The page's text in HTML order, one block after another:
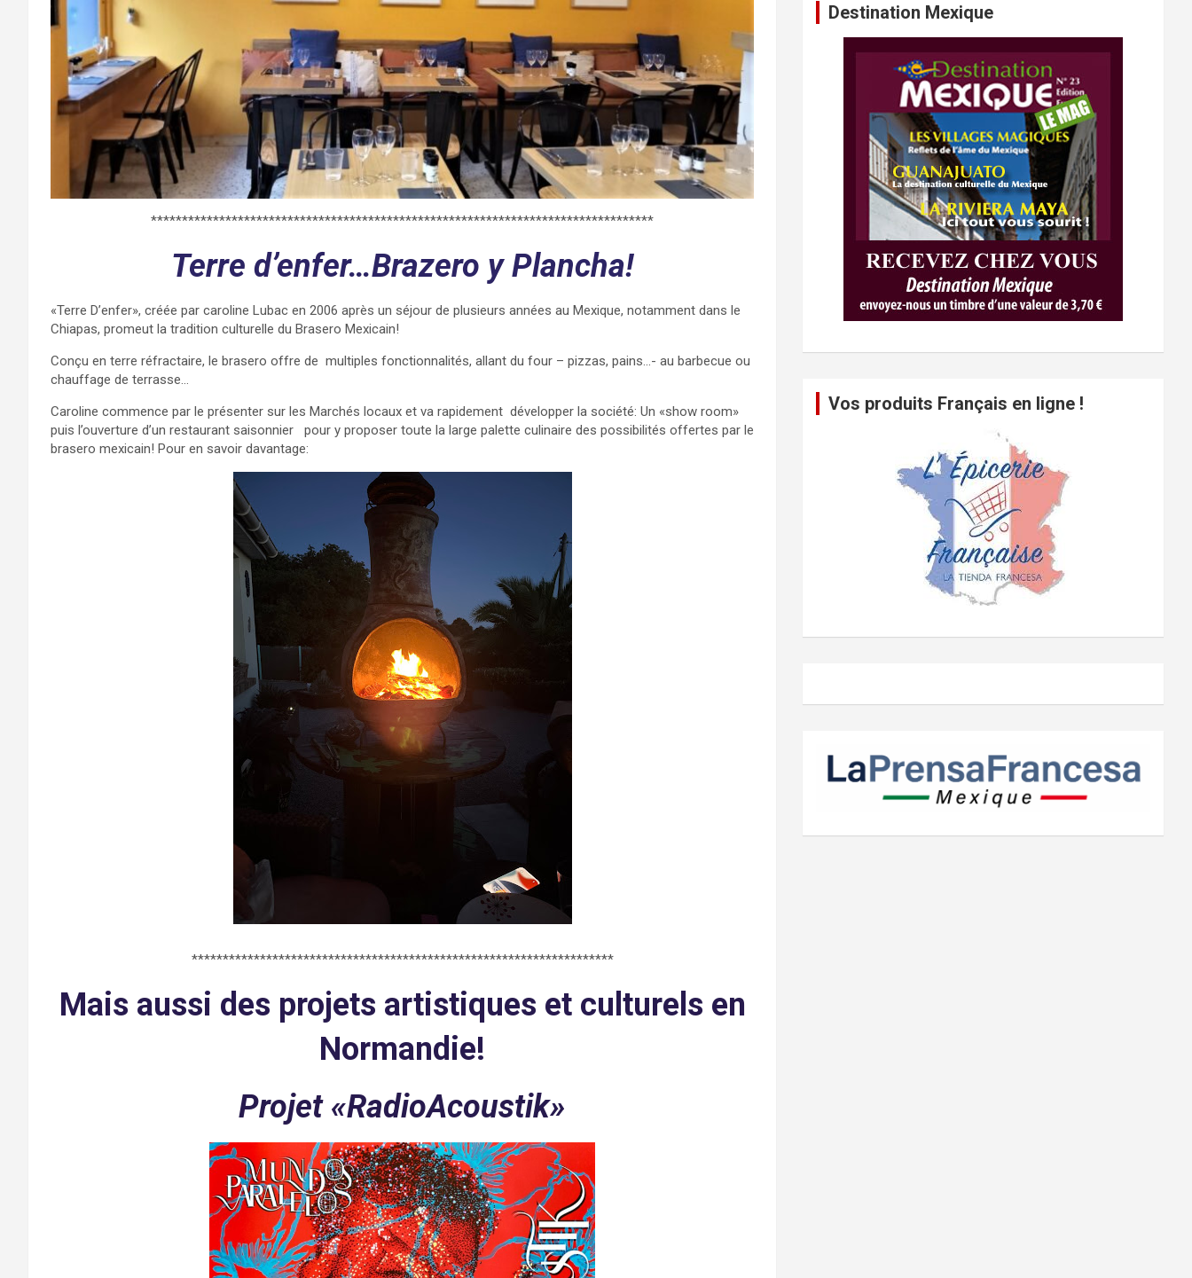
*********************************************************************************
Terre d’enfer…Brazero y Plancha!
«Terre D’enfer», créée par caroline Lubac en 2006 après un séjour de plusieurs années au Mexique, notamment dans le
Chiapas, promeut la tradition culturelle du Brasero Mexicain!
Conçu en terre réfractaire, le brasero offre de multiples fonctionnalités, allant du four – pizzas, pains…- au barbecue ou
chauffage de terrasse…
Caroline commence par le présenter sur les Marchés locaux et va rapidement développer la société: Un «show room»
puis l’ouverture d’un restaurant saisonnier pour y proposer toute la large palette culinaire des possibilités offertes par le
brasero mexicain! Pour en savoir davantage:
********************************************************************
Mais aussi des projets artistiques et culturels en
Normandie!
Projet «RadioAcoustik»
Destination Mexique
Vos produits Français en ligne !